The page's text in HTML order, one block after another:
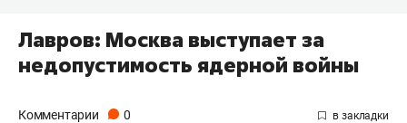
Лавров: Москва выступает за
недопустимость ядерной войны
Комментарии 0